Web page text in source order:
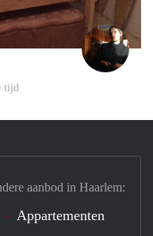
tijd
aanbod in Haarlem:
Appartementen